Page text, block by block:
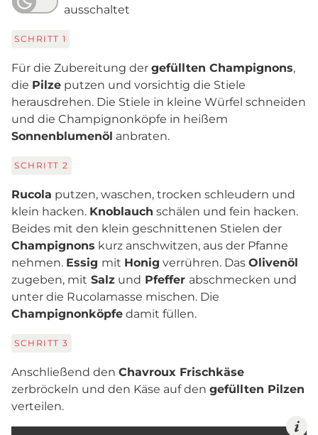
ausschaltet
SCHRITT 1
Für die Zubereitung der gefüllten Champignons,
die Pilze putzen und vorsichtig die Stiele
herausdrehen. Die Stiele in kleine Würfel schneiden
und die Champignonköpfe in heißem
Sonnenblumenöl anbraten.
SCHRITT 2
Rucola putzen, waschen, trocken schleudern und
klein hacken. Knoblauch schälen und fein hacken.
Beides mit den klein geschnittenen Stielen der
Champignons kurz anschwitzen, aus der Pfanne
nehmen. Essig mit Honig verrühren. Das Olivenöl
zugeben, mit Salz und Pfeffer abschmecken und
unter die Rucolamasse mischen. Die
Champignonköpfe damit füllen.
SCHRITT 3
Anschließend den Chavroux Frischkäse
zerbröckeln und den Käse auf den gefüllten Pilzen
verteilen.